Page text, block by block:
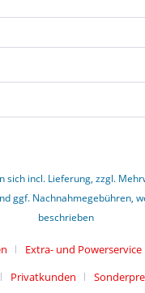
sich incl. Lieferung, zzgl.
ggf. Nachnahmegebühren,
beschrieben
Extra- und Powerservice
Privatkunden